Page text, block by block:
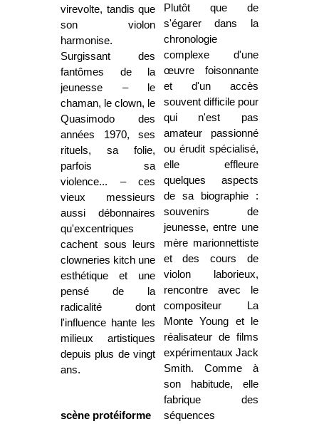
virevolte, tandis que
son violon
harmonise.
Surgissant des
fantômes de la
jeunesse – le
chaman, le clown, le
Quasimodo des
années 1970, ses
rituels, sa folie,
parfois sa
violence... – ces
vieux messieurs
aussi débonnaires
qu'excentriques
cachent sous leurs
clowneries kitch une
esthétique et une
pensé de la
radicalité dont
l'influence hante les
milieux artistiques
depuis plus de vingt
ans.
scène protéiforme
Plutôt que de
s'égarer dans la
chronologie
complexe d'une
œuvre foisonnante
et d'un accès
souvent difficile pour
qui n'est pas
amateur passionné
ou érudit spécialisé,
elle effleure
quelques aspects
de sa biographie :
souvenirs de
jeunesse, entre une
mère marionnettiste
et des cours de
violon laborieux,
rencontre avec le
compositeur La
Monte Young et le
réalisateur de films
expérimentaux Jack
Smith. Comme à
son habitude, elle
fabrique des
séquences